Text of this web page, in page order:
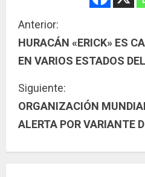
S
i
u
e
l
Anterior:
HURACÁN «ERICK» ES
EN VARIOS ESTADOS
Siguiente:
ORGANIZACIÓN
ALERTA POR VARIANTE